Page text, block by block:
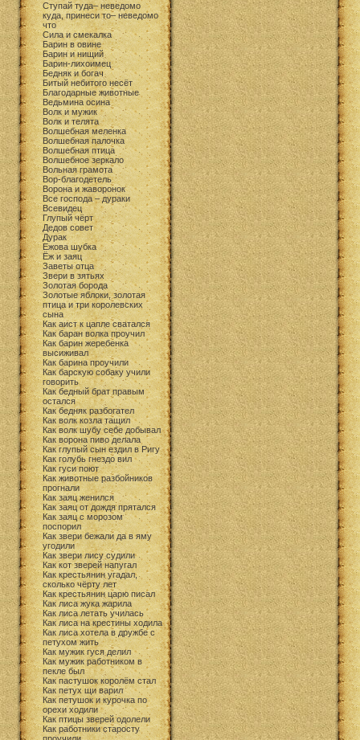
Ступай туда– неведомо
куда, принеси то– неведомо
что
Cила и смекалка
Барин в овине
Барин и нищий
Барин-лихоимец
Бедняк и богач
Битый небитого несёт
Благодарные животные
Ведьмина осина
Волк и мужик
Волк и телята
Волшебная меленка
Волшебная палочка
Волшебная птица
Волшебное зеркало
Вольная грамота
Вор-благодетель
Ворона и жаворонок
Все господа – дураки
Всевидец
Глупый чёрт
Дедов совет
Дурак
Ежова шубка
Ёж и заяц
Заветы отца
Звери в зятьях
Золотая борода
Золотые яблоки, золотая
птица и три королевских
сына
Как аист к цапле сватался
Как баран волка проучил
Как барин жеребенка
высиживал
Как барина проучили
Как барскую собаку учили
говорить
Как бедный брат правым
остался
Как бедняк разбогател
Как волк козла тащил
Как волк шубу себе добывал
Как ворона пиво делала
Как глупый сын ездил в Ригу
Как голубь гнездо вил
Как гуси поют
Как животные разбойников
прогнали
Как заяц женился
Как заяц от дождя прятался
Как заяц с морозом
поспорил
Как звери бежали да в яму
угодили
Как звери лису судили
Как кот зверей напугал
Как крестьянин угадал,
сколько чёрту лет
Как крестьянин царю писал
Как лиса жука жарила
Как лиса летать училась
Как лиса на крестины ходила
Как лиса хотела в дружбе с
петухом жить
Как мужик гуся делил
Как мужик работником в
пекле был
Как пастушок королём стал
Как петух щи варил
Как петушок и курочка по
орехи ходили
Как птицы зверей одолели
Как работники старосту